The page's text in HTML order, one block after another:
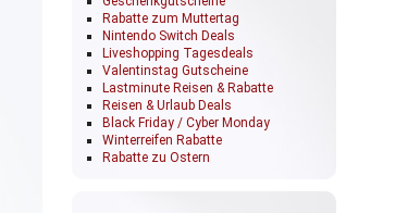
Rabatte zum Muttertag
Nintendo Switch Deals
Liveshopping Tagesdeals
Valentinstag Gutscheine
Lastminute Reisen & Rabatte
Reisen & Urlaub Deals
Black Friday / Cyber Monday
Winterreifen Rabatte
Rabatte zu Ostern